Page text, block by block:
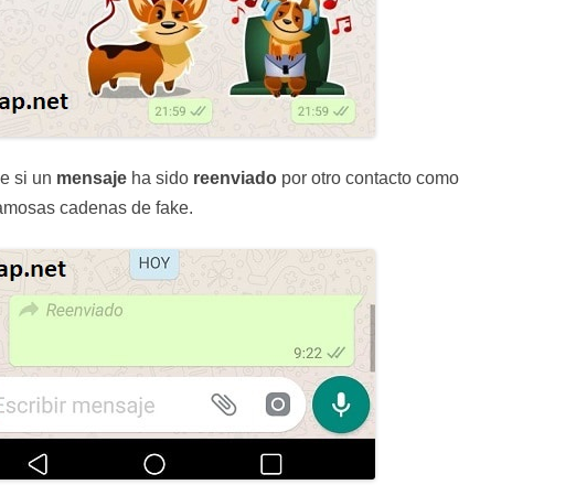
si un mensaje ha sido reenviado por otro contacto como
cadenas de fake.